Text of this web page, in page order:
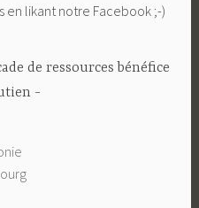
en likant notre Facebook ;-)
de ressources bénéfice